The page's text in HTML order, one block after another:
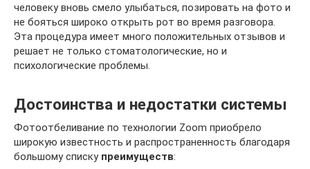
человеку вновь смело улыбаться, позировать на фото и
не бояться широко открыть рот во время разговора.
Эта процедура имеет много положительных отзывов и
решает не только стоматологические, но и
психологические проблемы.
Достоинства и недостатки системы
Фотоотбеливание по технологии Zoom приобрело
широкую известность и распространенность благодаря
большому списку преимуществ: